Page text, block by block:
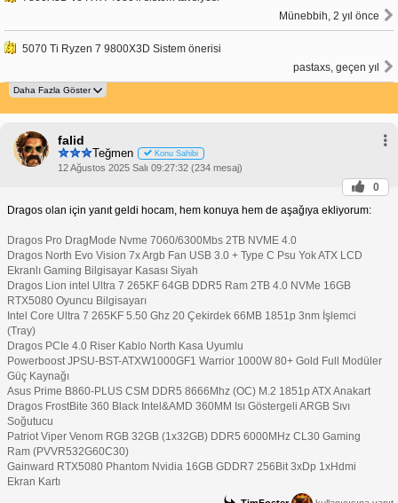
Münebbih, 2 yıl önce
5070 Ti Ryzen 7 9800X3D Sistem önerisi
pastaxs, geçen yıl
falid
Teğmen Konu Sahibi
12 Ağustos 2025 Salı 09:27:32 (234 mesaj)
0
Dragos olan için yanıt geldi hocam, hem konuya hem de aşağıya ekliyorum:
Dragos Pro DragMode Nvme 7060/6300Mbs 2TB NVME 4.0
Dragos North Evo Vision 7x Argb Fan USB 3.0 + Type C Psu Yok ATX LCD
Ekranlı Gaming Bilgisayar Kasası Siyah
Dragos Lion intel Ultra 7 265KF 64GB DDR5 Ram 2TB 4.0 NVMe 16GB
RTX5080 Oyuncu Bilgisayarı
Intel Core Ultra 7 265KF 5.50 Ghz 20 Çekirdek 66MB 1851p 3nm İşlemci
(Tray)
Dragos PCIe 4.0 Riser Kablo North Kasa Uyumlu
Powerboost JPSU-BST-ATXW1000GF1 Warrior 1000W 80+ Gold Full Modüler
Güç Kaynağı
Asus Prime B860-PLUS CSM DDR5 8666Mhz (OC) M.2 1851p ATX Anakart
Dragos FrostBite 360 Black Intel&AMD 360MM Isı Göstergeli ARGB Sıvı
Soğutucu
Patriot Viper Venom RGB 32GB (1x32GB) DDR5 6000MHz CL30 Gaming
Ram (PVVR532G60C30)
Gainward RTX5080 Phantom Nvidia 16GB GDDR7 256Bit 3xDp 1xHdmi
Ekran Kartı